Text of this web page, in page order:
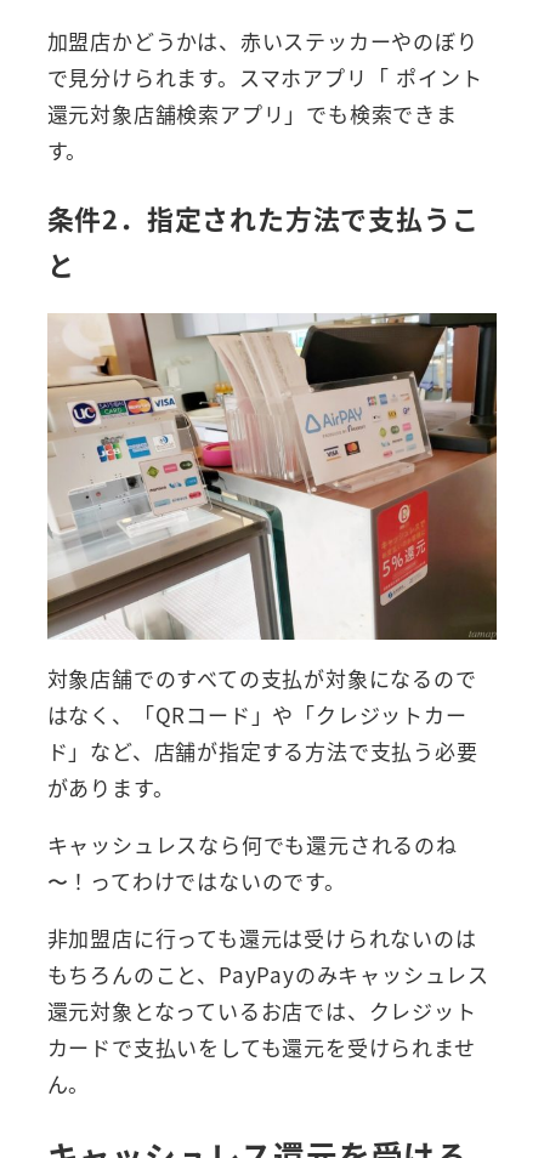
加盟店かどうかは、赤いステッカーやのぼり
で見分けられます。スマホアプリ「 ポイント
還元対象店舗検索アプリ」でも検索できま
す。
条件2．指定された方法で支払うこ
と
対象店舗でのすべての支払が対象になるので
はなく、「QRコード」や「クレジットカー
ド」など、店舗が指定する方法で支払う必要
があります。
キャッシュレスなら何でも還元されるのね
〜！ってわけではないのです。
非加盟店に行っても還元は受けられないのは
もちろんのこと、PayPayのみキャッシュレス
還元対象となっているお店では、クレジット
カードで支払いをしても還元を受けられませ
ん。